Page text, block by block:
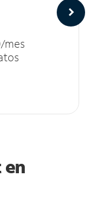
mes